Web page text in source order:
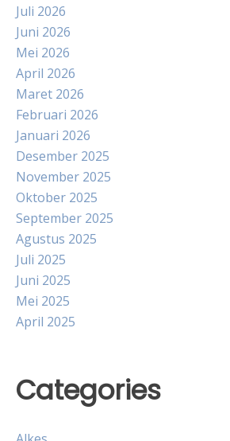
Juli 2026
Juni 2026
Mei 2026
April 2026
Maret 2026
Februari 2026
Januari 2026
Desember 2025
November 2025
Oktober 2025
September 2025
Agustus 2025
Juli 2025
Juni 2025
Mei 2025
April 2025
Categories